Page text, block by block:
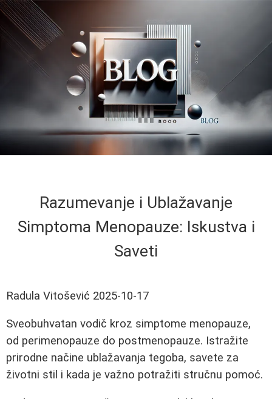
Razumevanje i Ublažavanje
Simptoma Menopauze: Iskustva i
Saveti
Radula Vitošević 2025-10-17
Sveobuhvatan vodič kroz simptome menopauze,
od perimenopauze do postmenopauze. Istražite
prirodne načine ublažavanja tegoba, savete za
životni stil i kada je važno potražiti stručnu pomoć.